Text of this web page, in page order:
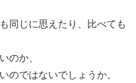
同じに思えたり、比べても
のか、
のではないでしょうか。